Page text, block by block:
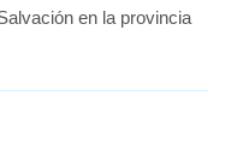
en la provincia